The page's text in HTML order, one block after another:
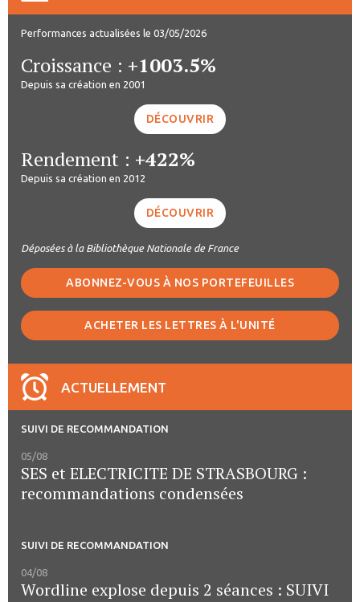
Performances actualisées le 03/05/2026
Croissance : +1003.5%
Depuis sa création en 2001
DÉCOUVRIR
Rendement : +422%
Depuis sa création en 2012
DÉCOUVRIR
Déposées à la Bibliothèque Nationale de France
ABONNEZ-VOUS À NOS PORTEFEUILLES
ACHETER LES LETTRES À L'UNITÉ
ACTUELLEMENT
SUIVI DE RECOMMANDATION
05/08
SES et ELECTRICITE DE STRASBOURG :
recommandations condensées
SUIVI DE RECOMMANDATION
04/08
Wordline explose depuis 2 séances : SUIVI